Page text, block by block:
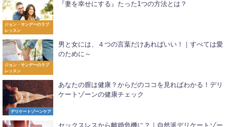
ジョン・サンデーのラブ
レッスン
『妻を幸せにする』たった1つの方法とは？
ジョン・サンデーのラブ
レッスン
男と女には、４つの言葉だけあればいい！｜すべては愛
のために～
デリケートゾーンケア
あなたの膣は健康？からだのココを見ればわかる！デリ
ケートゾーンの健康チェック
セックスレスから離婚危機に？｜自然派デリケートゾー